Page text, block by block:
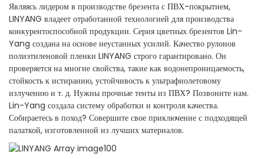
Являясь лидером в производстве брезента с ПВХ-покрытием,
LINYANG владеет отработанной технологией для производства
конкурентоспособной продукции. Серия цветных брезентов Lin-
Yang создана на основе неустанных усилий. Качество рулонов
полиэтиленовой пленки LINYANG строго гарантировано. Он
проверяется на многие свойства, такие как водонепроницаемость,
стойкость к истиранию, устойчивость к ультрафиолетовому
излучению и т. д. Нужны прочные тенты из ПВХ? Позвоните нам.
Lin-Yang создала систему обработки и контроля качества.
Собираетесь в поход? Совершите свое приключение с подходящей
палаткой, изготовленной из лучших материалов.